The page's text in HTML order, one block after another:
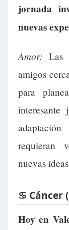
jornada
nuevas
Amor: Las
amigos
para
interesante
requieran
nuevas
♋ Cáncer
Hoy en